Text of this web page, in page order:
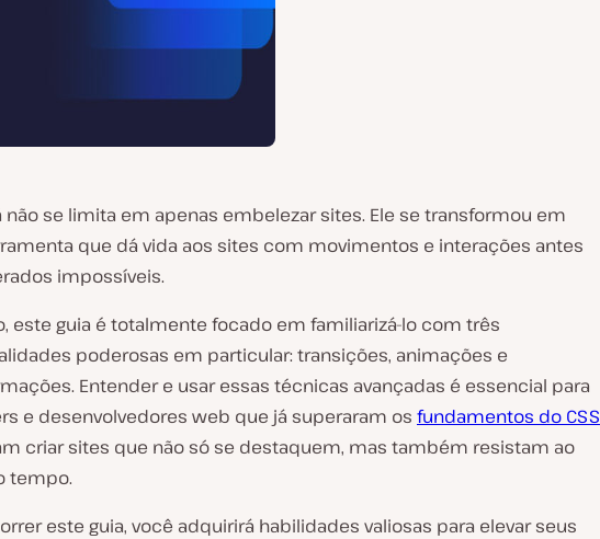
não se limita em apenas embelezar sites. Ele se transformou em
que dá vida aos sites com movimentos e interações antes
impossíveis.
este guia é totalmente focado em familiarizá-lo com três
poderosas em particular: transições, animações e
Entender e usar essas técnicas avançadas é essencial para
e desenvolvedores web que já superaram os fundamentos do CSS
criar sites que não só se destaquem, mas também resistam ao
tempo.
este guia, você adquirirá habilidades valiosas para elevar seus